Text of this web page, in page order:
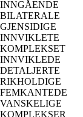
INNGÅENDE
BILATERALE
GJENSIDIGE
INNVIKLETE
KOMPLEKSET
INNVIKLEDE
DETALJERTE
RIKHOLDIGE
FEMKANTEDE
VANSKELIGE
KOMPLEKSER